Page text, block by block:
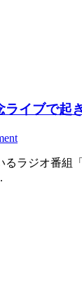
ライブで
ラジオ番組